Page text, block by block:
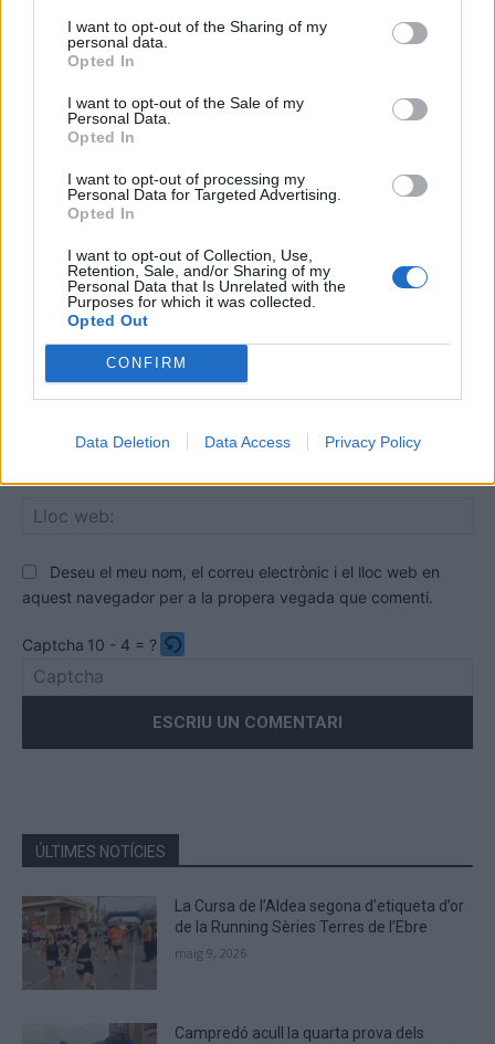
I want to opt-out of the Sharing of my
personal data.
Opted In
I want to opt-out of the Sale of my
Personal Data.
Opted In
I want to opt-out of processing my
Personal Data for Targeted Advertising.
Opted In
I want to opt-out of Collection, Use,
Retention, Sale, and/or Sharing of my
Personal Data that Is Unrelated with the
Purposes for which it was collected.
Opted Out
CONFIRM
Data Deletion Data Access Privacy Policy
DEIXA UNA RESPOSTA
Deseu el meu nom, el correu electrònic i el lloc web en
aquest navegador per a la propera vegada que comenti.
Captcha 10 - 4 = ?
the
the
CAPTCHA
to
verify
that
you
ÚLTIMES NOTÍCIES
La Cursa de l’Aldea segona d’etiqueta d’or
de la Running Sèries Terres de l’Ebre
maig 9, 2026
Campredó acull la quarta prova dels